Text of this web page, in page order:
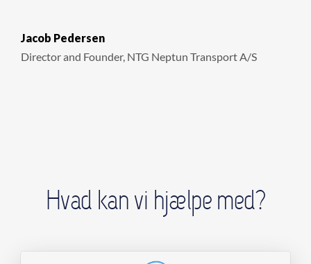
Jacob Pedersen
Director and Founder, NTG Neptun Transport A/S
Hvad kan vi hjælpe med?